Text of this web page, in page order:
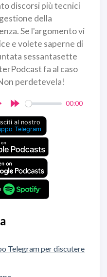
discorsi più tecnici
della
Se l'argomento vi
e volete saperne di
sessantasette
fa al caso
perdetevela!
Forward
10s
00:00
Telegram per discutere